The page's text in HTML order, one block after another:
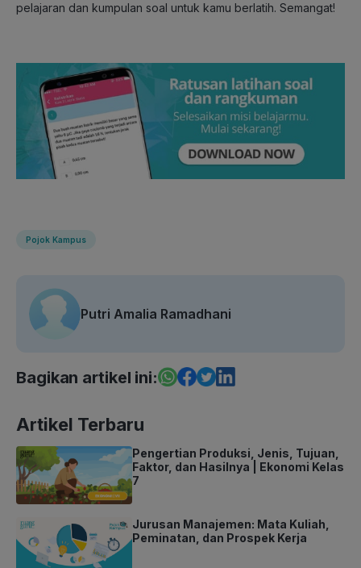
pelajaran dan kumpulan soal untuk kamu berlatih. Semangat!
Pojok Kampus
Putri Amalia Ramadhani
Bagikan artikel ini:
Artikel Terbaru
Pengertian Produksi, Jenis, Tujuan,
Faktor, dan Hasilnya | Ekonomi Kelas
7
Jurusan Manajemen: Mata Kuliah,
Peminatan, dan Prospek Kerja